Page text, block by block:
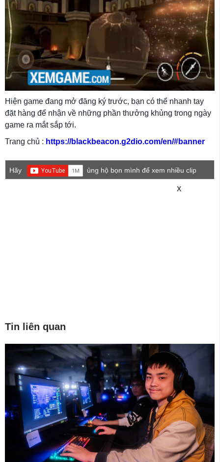
Hiện game đang mở đăng ký trước, bạn có thể nhanh tay
đặt hàng để nhận về những phần thưởng khủng trong ngày
game ra mắt sắp tới.
Trang chủ : https://blackbeacon.g2dio.com/en/#banner
Hãy
ủng hộ bọn mình để xem nhiều clip
X
Tin liên quan